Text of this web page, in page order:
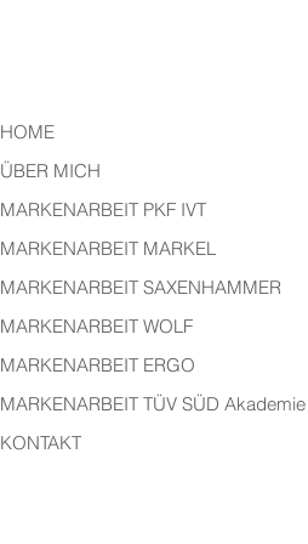
HOME
ÜBER MICH
MARKENARBEIT PKF IVT
MARKENARBEIT MARKEL
MARKENARBEIT SAXENHAMMER
MARKENARBEIT WOLF
MARKENARBEIT ERGO
MARKENARBEIT TÜV SÜD Akademie
KONTAKT